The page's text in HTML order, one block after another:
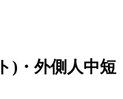
)・外側人中短